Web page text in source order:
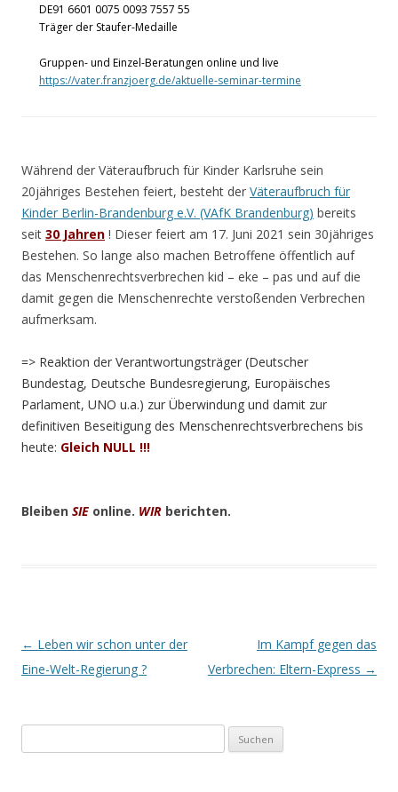
DE91 6601 0075 0093 7557 55
Träger der Staufer-Medaille
Gruppen- und Einzel-Beratungen online und live
https://vater.franzjoerg.de/aktuelle-seminar-termine
Während der Väteraufbruch für Kinder Karlsruhe sein
20jähriges Bestehen feiert, besteht der Väteraufbruch für
Kinder Berlin-Brandenburg e.V. (VAfK Brandenburg) bereits
seit 30 Jahren ! Dieser feiert am 17. Juni 2021 sein 30jähriges
Bestehen. So lange also machen Betroffene öffentlich auf
das Menschenrechtsverbrechen kid – eke – pas und auf die
damit gegen die Menschenrechte verstoßenden Verbrechen
aufmerksam.
=> Reaktion der Verantwortungsträger (Deutscher
Bundestag, Deutsche Bundesregierung, Europäisches
Parlament, UNO u.a.) zur Überwindung und damit zur
definitiven Beseitigung des Menschenrechtsverbrechens bis
heute: Gleich NULL !!!
Bleiben SIE online. WIR berichten.
Beitrags-
Navigation
← Leben wir schon unter der
Eine-Welt-Regierung ?
Im Kampf gegen das
Verbrechen: Eltern-Express →
nach: